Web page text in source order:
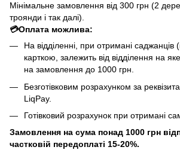
Мінімальне замовлення від 300 грн (2
троянди і так далі).
💳Оплата можлива:
На відділенні, при отримані саджанців
карткою, залежить від відділення на
на замовлення до 1000 грн.
Безготівковим розрахунком за
LiqPay.
Готівковий розрахунок при отримані
Замовлення на сума понад 1000 грн
частковій передоплаті 15-20%.